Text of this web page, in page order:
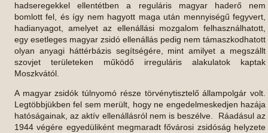
hadseregekkel ellentétben a reguláris magyar haderő nem
bomlott fel, és így nem hagyott maga után mennyiségű fegyvert,
hadianyagot, amelyet az ellenállási mozgalom felhasználhatott,
egy esetleges magyar zsidó ellenállás pedig nem támaszkodhatott
olyan anyagi háttérbázis segítségére, mint amilyet a megszállt
szovjet területeken működő irreguláris alakulatok kaptak
Moszkvától.
A magyar zsidók túlnyomó része törvénytisztelő állampolgár volt.
Legtöbbjükben fel sem merült, hogy ne engedelmeskedjen hazája
hatóságainak, az aktív ellenállásról nem is beszélve. Ráadásul az
1944 végére egyedüliként megmaradt fővárosi zsidóság helyzete